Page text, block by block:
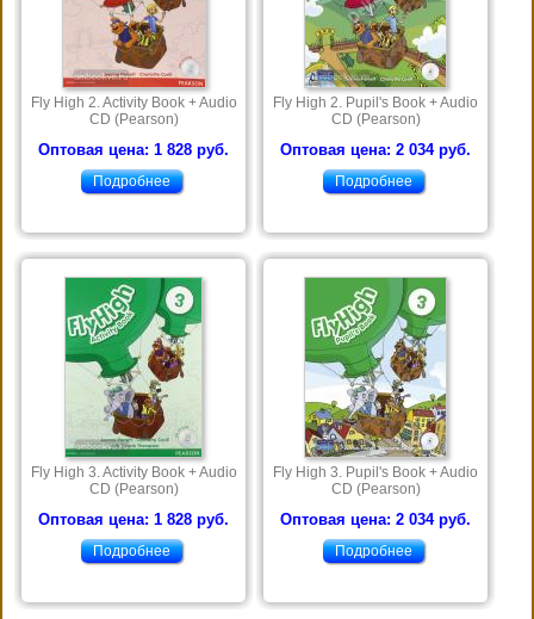
Fly High 2. Activity Book + Audio
CD (Pearson)
Оптовая цена: 1 828 руб.
Подробнее
Fly High 2. Pupil's Book + Audio
CD (Pearson)
Оптовая цена: 2 034 руб.
Подробнее
Fly High 3. Activity Book + Audio
CD (Pearson)
Оптовая цена: 1 828 руб.
Подробнее
Fly High 3. Pupil's Book + Audio
CD (Pearson)
Оптовая цена: 2 034 руб.
Подробнее